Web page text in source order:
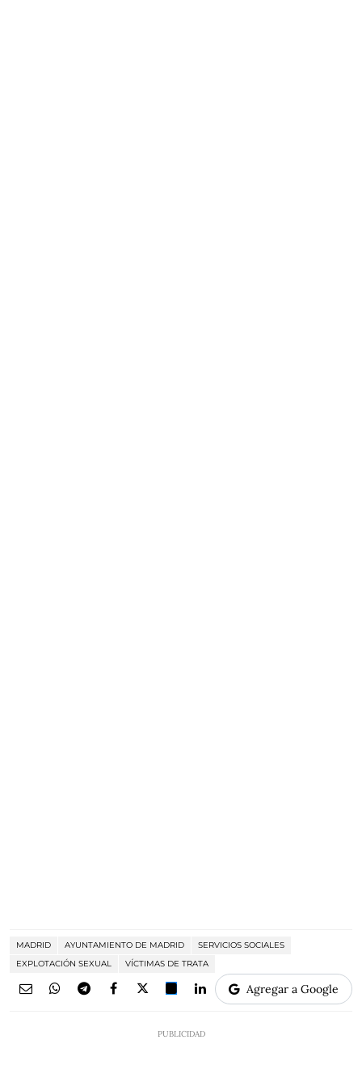
MADRID AYUNTAMIENTO DE MADRID
SERVICIOS SOCIALES
EXPLOTACIÓN SEXUAL
VÍCTIMAS DE TRATA
Agregar a Google